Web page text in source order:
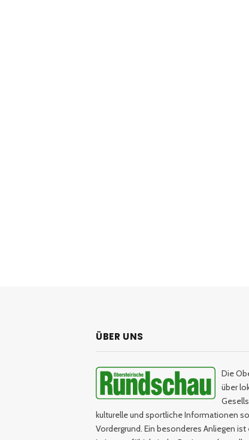
ÜBER UNS
Die
über
kulturelle und sportliche Informationen
Vordergrund. Ein besonderes Anliegen